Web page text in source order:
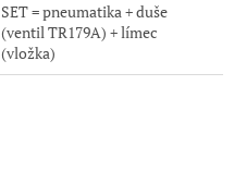
SET = pneumatika + duše
(ventil TR179A) + límec
(vložka)